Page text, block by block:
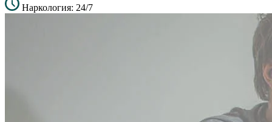
Наркология: 24/7